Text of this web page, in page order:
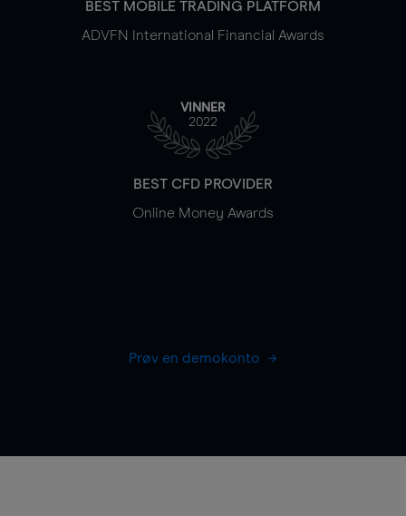
BEST MOBILE TRADING PLATFORM
ADVFN International Financial Awards
VINNER
2022
BEST CFD PROVIDER
Online Money Awards
Prøv en demokonto